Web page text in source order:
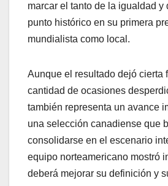
marcar el tanto de la igualdad y
punto histórico en su primera
mundialista como local.
Aunque el resultado dejó cierta
cantidad de ocasiones
también representa un avance
una selección canadiense que
consolidarse en el escenario
equipo norteamericano mostró
deberá mejorar su definición y